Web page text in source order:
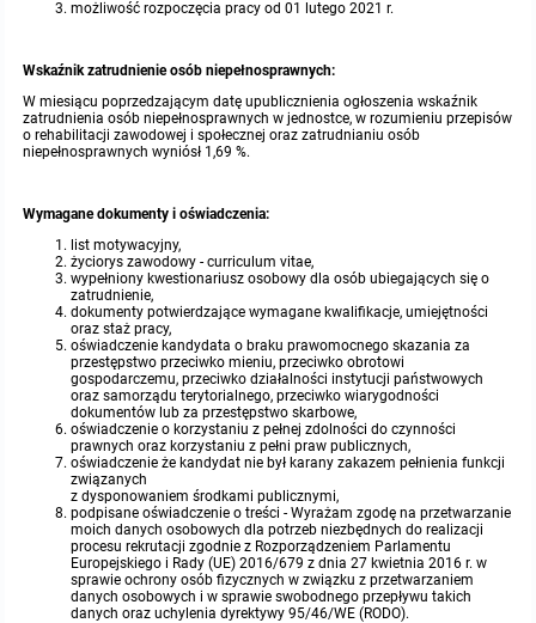
możliwość rozpoczęcia pracy od 01 lutego 2021 r.
Wskaźnik zatrudnienie osób niepełnosprawnych:
W miesiącu poprzedzającym datę upublicznienia ogłoszenia wskaźnik
zatrudnienia osób niepełnosprawnych w jednostce, w rozumieniu przepisów
o rehabilitacji zawodowej i społecznej oraz zatrudnianiu osób
niepełnosprawnych wyniósł 1,69 %.
Wymagane dokumenty i oświadczenia:
list motywacyjny,
życiorys zawodowy - curriculum vitae,
wypełniony kwestionariusz osobowy dla osób ubiegających się o
zatrudnienie,
dokumenty potwierdzające wymagane kwalifikacje, umiejętności
oraz staż pracy,
oświadczenie kandydata o braku prawomocnego skazania za
przestępstwo przeciwko mieniu, przeciwko obrotowi
gospodarczemu, przeciwko działalności instytucji państwowych
oraz samorządu terytorialnego, przeciwko wiarygodności
dokumentów lub za przestępstwo skarbowe,
oświadczenie o korzystaniu z pełnej zdolności do czynności
prawnych oraz korzystaniu z pełni praw publicznych,
oświadczenie że kandydat nie był karany zakazem pełnienia funkcji
związanych
z dysponowaniem środkami publicznymi,
podpisane oświadczenie o treści - Wyrażam zgodę na przetwarzanie
moich danych osobowych dla potrzeb niezbędnych do realizacji
procesu rekrutacji zgodnie z Rozporządzeniem Parlamentu
Europejskiego i Rady (UE) 2016/679 z dnia 27 kwietnia 2016 r. w
sprawie ochrony osób fizycznych w związku z przetwarzaniem
danych osobowych i w sprawie swobodnego przepływu takich
danych oraz uchylenia dyrektywy 95/46/WE (RODO).